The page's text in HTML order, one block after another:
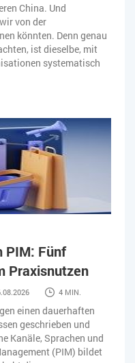
China. Und
von der
könnten. Denn genau
ist dieselbe, mit
systematisch
PIM: Fünf
Praxisnutzen
4 MIN.
einen dauerhaften
geschrieben und
Kanäle, Sprachen und
(PIM) bildet